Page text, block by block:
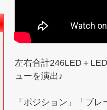
左右合計246LED＋
ューを演出♪
「ポジション」「ブ